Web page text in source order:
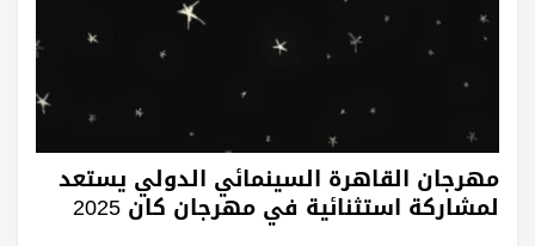
مهرجان القاهرة السينمائي الدولي يستعد
لمشاركة استثنائية في مهرجان كان 2025